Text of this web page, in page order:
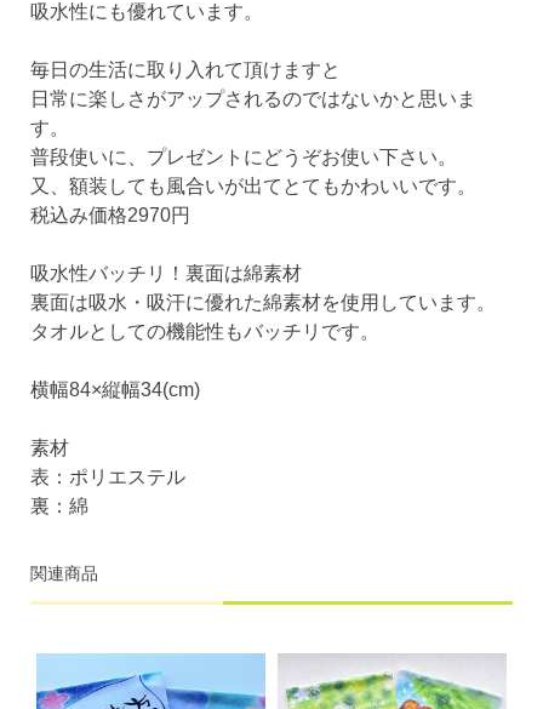
吸水性にも優れています。
毎日の生活に取り入れて頂けますと
日常に楽しさがアップされるのではないかと思いま
す。
普段使いに、プレゼントにどうぞお使い下さい。
又、額装しても風合いが出てとてもかわいいです。
税込み価格2970円
吸水性バッチリ！裏面は綿素材
裏面は吸水・吸汗に優れた綿素材を使用しています。
タオルとしての機能性もバッチリです。
横幅84×縦幅34(cm)
素材
表：ポリエステル
裏：綿
関連商品